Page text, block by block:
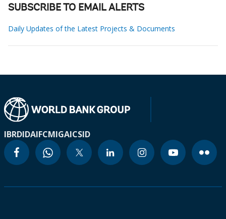
SUBSCRIBE TO EMAIL ALERTS
Daily Updates of the Latest Projects & Documents
IBRDIDAIFCMIGAICSID